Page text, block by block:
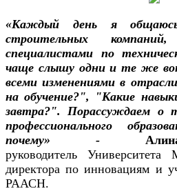
«Каждый день я
строительных компаний,
специалистами по
чаще слышу одни и те же
всеми изменениями в
на обучение?", "Какие
завтра?". Порассуждаем о
профессионального
почему» -
руководитель Университета
директора по инновациям и
РААСН.